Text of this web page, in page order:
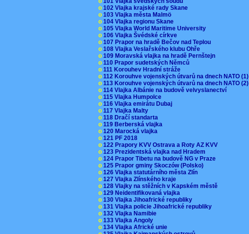
o 102 Vlajka krajské rady Skane
o 103 Vlajka města Malmö
o 104 Vlajka regionu Skane
o 105 Vlajka World Maritime University
o 106 Vlajka Švédské církve
o 107 Prapor na hradě Bečov nad Teplou
o 108 Vlajka Veslařského klubu Ohře
o 109 Moravská vlajka na hradě Pernštejn
o 110 Prapor sudetských Němců
o 111 Korouhev Hradní stráže
o 112 Korouhve vojenských útvarů na dnech NATO (1)
o 113 Korouhve vojenských útvarů na dnech NATO (2)
o 114 Vlajka Albánie na budově velvyslanectví
o 115 Vlajka Humpolce
o 116 Vlajka emirátu Dubaj
o 117 Vlajka Malty
o 118 Dračí standarta
o 119 Berberská vlajka
o 120 Marocká vlajka
o 121 PF 2018
o 122 Prapory KVV Ostrava a Roty AZ KVV
o 123 Prezidentská vlajka nad Hradem
o 124 Prapor Tibetu na budově NG v Praze
o 125 Prapor gminy Skoczów (Polsko)
o 126 Vlajka statutárního města Zlín
o 127 Vlajka Zlínského kraje
o 128 Vlajky na stěžních v Kapském městě
o 129 Neidentifikovaná vlajka
o 130 Vlajka Jihoafrické republiky
o 131 Vlajka policie Jihoafrické republiky
o 132 Vlajka Namibie
o 133 Vlajka Angoly
o 134 Vlajka Africké unie